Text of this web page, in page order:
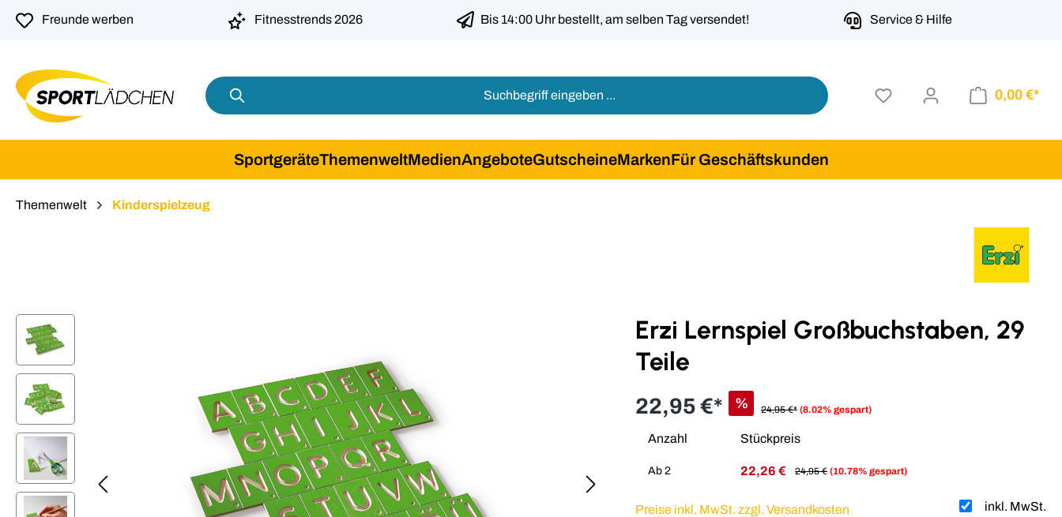
Zur Hauptnavigation springen
Freunde werben Fitnesstrends 2026 Bis 14:00 Uhr bestellt, am selben Tag versendet! Service & Hilfe
0,00 €*
SportgeräteThemenweltMedienAngeboteGutscheineMarkenFür Geschäftskunden
Themenwelt Kinderspielzeug
Bildergalerie überspringen
Erzi Lernspiel Großbuchstaben, 29
Teile
22,95 €* % 24,95 €* (8.02% gespart)
Anzahl Stückpreis
Ab 2 22,26 € 24,95 € (10.78% gespart)
inkl. MwSt.
Preise inkl. MwSt. zzgl. Versandkosten